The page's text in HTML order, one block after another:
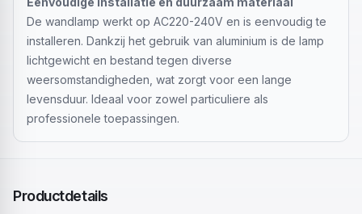
De wandlamp werkt op AC220-240V en is eenvoudig te
installeren. Dankzij het gebruik van aluminium is de lamp
lichtgewicht en bestand tegen diverse
weersomstandigheden, wat zorgt voor een lange
levensduur. Ideaal voor zowel particuliere als
professionele toepassingen.
Productdetails